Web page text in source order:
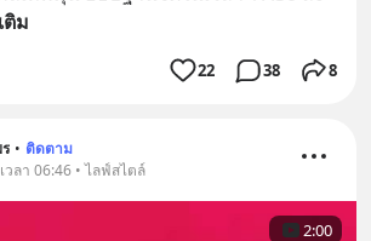
ติม
22 38 8
• ติดตาม
วลา 06:46 • ไลฟ์สไตล์
2:00